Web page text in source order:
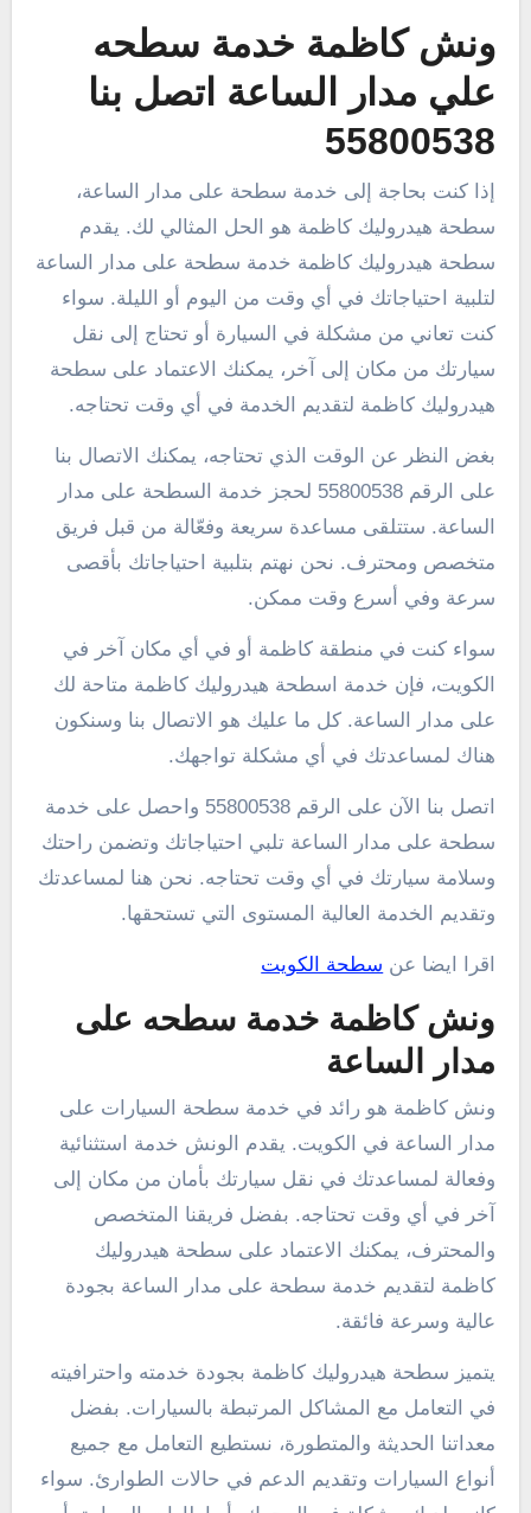
ونش كاظمة خدمة سطحه
علي مدار الساعة اتصل بنا
55800538
إذا كنت بحاجة إلى خدمة سطحة على مدار الساعة،
سطحة هيدروليك كاظمة هو الحل المثالي لك. يقدم
سطحة هيدروليك كاظمة خدمة سطحة على مدار الساعة
لتلبية احتياجاتك في أي وقت من اليوم أو الليلة. سواء
كنت تعاني من مشكلة في السيارة أو تحتاج إلى نقل
سيارتك من مكان إلى آخر، يمكنك الاعتماد على سطحة
هيدروليك كاظمة لتقديم الخدمة في أي وقت تحتاجه.
بغض النظر عن الوقت الذي تحتاجه، يمكنك الاتصال بنا
على الرقم 55800538 لحجز خدمة السطحة على مدار
الساعة. ستتلقى مساعدة سريعة وفعّالة من قبل فريق
متخصص ومحترف. نحن نهتم بتلبية احتياجاتك بأقصى
سرعة وفي أسرع وقت ممكن.
سواء كنت في منطقة كاظمة أو في أي مكان آخر في
الكويت، فإن خدمة اسطحة هيدروليك كاظمة متاحة لك
على مدار الساعة. كل ما عليك هو الاتصال بنا وسنكون
هناك لمساعدتك في أي مشكلة تواجهك.
اتصل بنا الآن على الرقم 55800538 واحصل على خدمة
سطحة على مدار الساعة تلبي احتياجاتك وتضمن راحتك
وسلامة سيارتك في أي وقت تحتاجه. نحن هنا لمساعدتك
وتقديم الخدمة العالية المستوى التي تستحقها.
اقرا ايضا عن سطحة الكويت
ونش كاظمة خدمة سطحه على
مدار الساعة
ونش كاظمة هو رائد في خدمة سطحة السيارات على
مدار الساعة في الكويت. يقدم الونش خدمة استثنائية
وفعالة لمساعدتك في نقل سيارتك بأمان من مكان إلى
آخر في أي وقت تحتاجه. بفضل فريقنا المتخصص
والمحترف، يمكنك الاعتماد على سطحة هيدروليك
كاظمة لتقديم خدمة سطحة على مدار الساعة بجودة
عالية وسرعة فائقة.
يتميز سطحة هيدروليك كاظمة بجودة خدمته واحترافيته
في التعامل مع المشاكل المرتبطة بالسيارات. بفضل
معداتنا الحديثة والمتطورة، نستطيع التعامل مع جميع
أنواع السيارات وتقديم الدعم في حالات الطوارئ. سواء